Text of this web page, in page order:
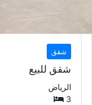
شقق
شقق للبيع
الرياض
3